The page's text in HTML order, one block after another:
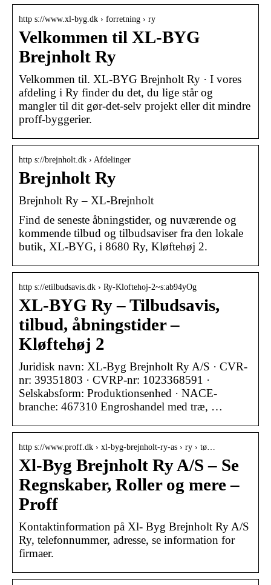
http s://www.xl-byg.dk › forretning › ry
Velkommen til XL-BYG
Brejnholt Ry
Velkommen til. XL-BYG Brejnholt Ry · I vores
afdeling i Ry finder du det, du lige står og
mangler til dit gør-det-selv projekt eller dit mindre
proff-byggerier.
http s://brejnholt.dk › Afdelinger
Brejnholt Ry
Brejnholt Ry – XL-Brejnholt
Find de seneste åbningstider, og nuværende og
kommende tilbud og tilbudsaviser fra den lokale
butik, XL-BYG, i 8680 Ry, Kløftehøj 2.
http s://etilbudsavis.dk › Ry-Kloftehoj-2~s:ab94yOg
XL-BYG Ry – Tilbudsavis,
tilbud, åbningstider –
Kløftehøj 2
Juridisk navn: XL-Byg Brejnholt Ry A/S · CVR-
nr: 39351803 · CVRP-nr: 1023368591 ·
Selskabsform: Produktionsenhed · NACE-
branche: 467310 Engroshandel med træ, …
http s://www.proff.dk › xl-byg-brejnholt-ry-as › ry › tø…
Xl-Byg Brejnholt Ry A/S – Se
Regnskaber, Roller og mere –
Proff
Kontaktinformation på Xl- Byg Brejnholt Ry A/S
Ry, telefonnummer, adresse, se information for
firmaer.